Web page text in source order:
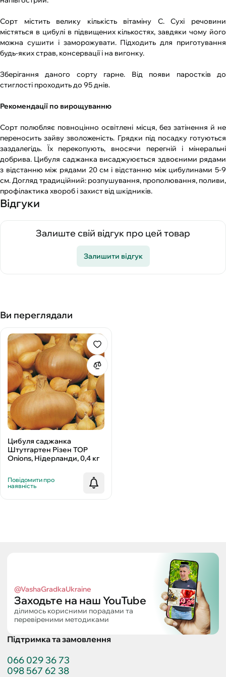
Сорт містить велику кількість вітаміну С. Сухі речовини
містяться в цибулі в підвищених кількостях, завдяки чому його
можна сушити і заморожувати. Підходить для приготування
будь-яких страв, консервації і на вигонку.
Зберігання даного сорту гарне. Від появи паростків до
стиглості проходить до 95 днів.
Рекомендації по вирощуванню
Сорт полюбляє повноцінно освітлені місця, без затінення й не
переносить зайву зволоженість. Грядки під посадку готуються
заздалегідь. Їх перекопують, вносячи перегній і мінеральні
добрива. Цибуля саджанка висаджуюється здвоєними рядами
з відстанню між рядами 20 см і відстанню між цибулинами 5-9
см. Догляд традиційний: розпушування, прополювання, поливи,
профілактика хвороб і захист від шкідників.
Відгуки
Залиште свій відгук про цей товар
Залишити відгук
Ви переглядали
Цибуля саджанка
Штутгартен Різен TOP
Onions, Нідерланди, 0,4 кг
Повідомити про
наявність
@VashaGradkaUkraine
Заходьте на наш YouTube
ділимось корисними порадами та
перевіреними методиками
Підтримка та замовлення
066 029 36 73
098 567 62 38